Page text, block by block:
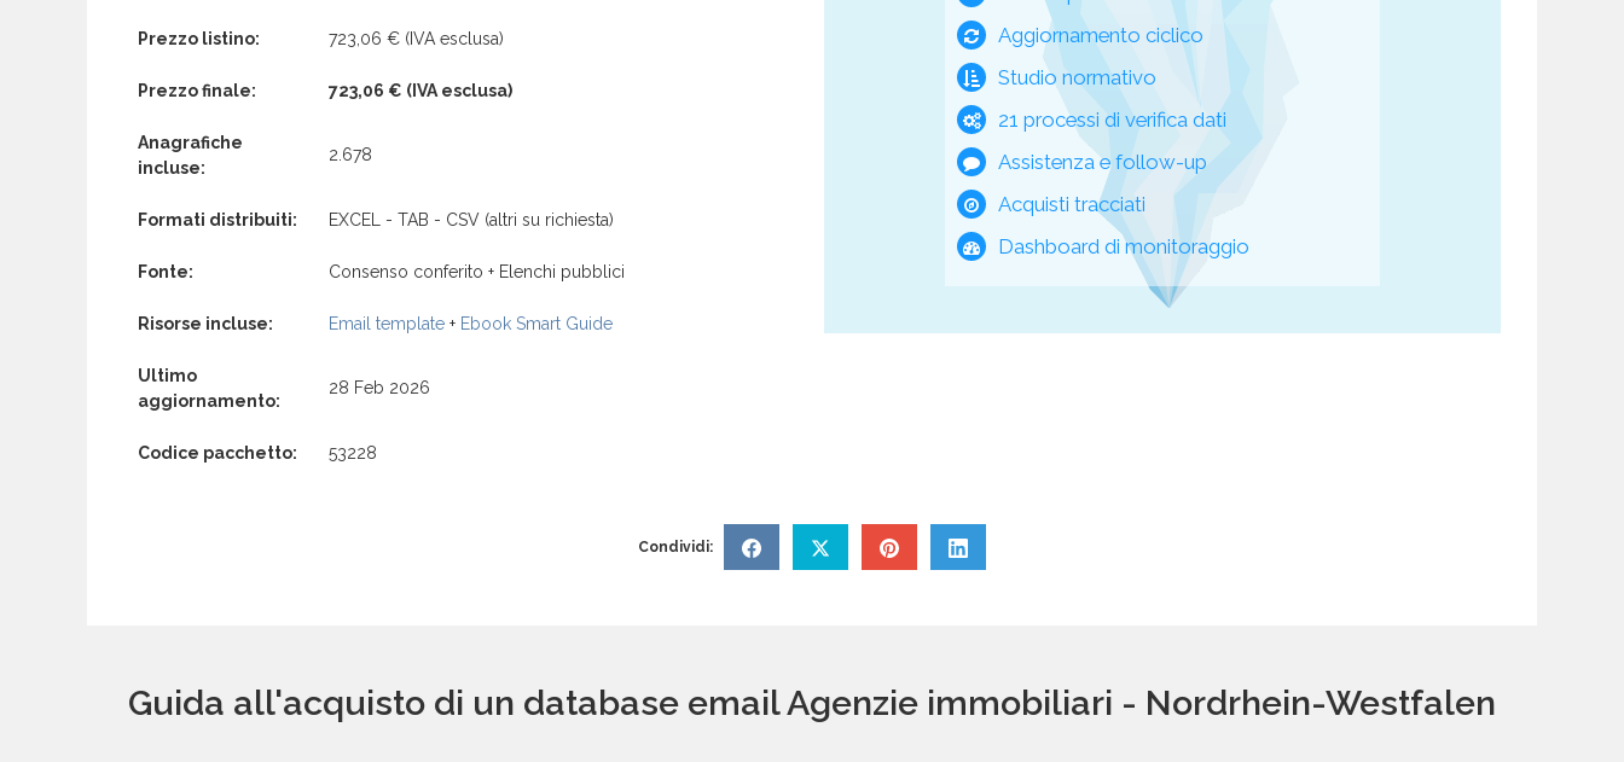
Prezzo listino: 723,06 € (IVA esclusa)
Prezzo finale: 723,06 € (IVA esclusa)
Anagrafiche
incluse:
2.678
Formati distribuiti: EXCEL - TAB - CSV (altri su richiesta)
Fonte: Consenso conferito + Elenchi pubblici
Risorse incluse: Email template + Ebook Smart Guide
Ultimo
aggiornamento:
28 Feb 2026
Codice pacchetto: 53228
Aggiornamento ciclico
Studio normativo
21 processi di verifica dati
Assistenza e follow-up
Acquisti tracciati
Dashboard di monitoraggio
Condividi:
Guida all'acquisto di un database email Agenzie immobiliari - Nordrhein-Westfalen